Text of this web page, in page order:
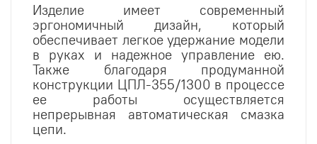
Изделие имеет современный
эргономичный дизайн, который
обеспечивает легкое удержание модели
в руках и надежное управление ею.
Также благодаря продуманной
конструкции ЦПЛ-355/1300 в процессе
ее работы осуществляется
непрерывная автоматическая смазка
цепи.